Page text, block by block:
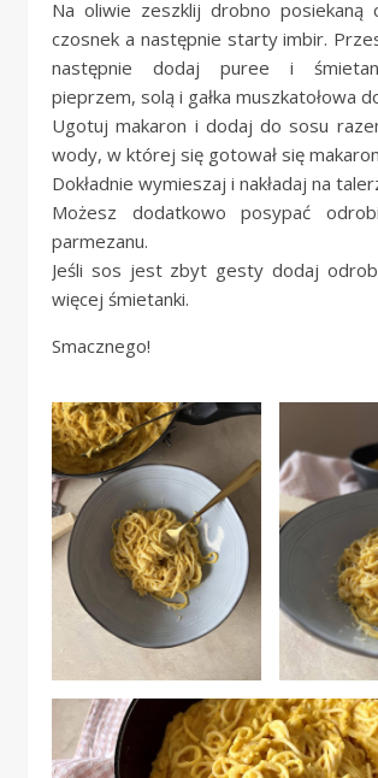
Na oliwie zeszklij drobno posiekaną
czosnek a następnie starty imbir.
następnie dodaj puree i
pieprzem, solą i gałka muszkatołowa
Ugotuj makaron i dodaj do sosu
wody, w której się gotował się
Dokładnie wymieszaj i nakładaj na
Możesz dodatkowo posypać
parmezanu.
Jeśli sos jest zbyt gesty dodaj
więcej śmietanki.
Smacznego!